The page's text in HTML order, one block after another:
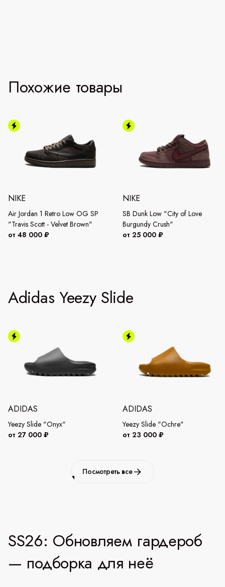
Похожие товары
NIKE
Air Jordan 1 Retro Low OG SP
"Travis Scott - Velvet Brown"
от 48 000 ₽
NIKE
SB Dunk Low "City of Love
Burgundy Crush"
от 25 000 ₽
Adidas Yeezy Slide
ADIDAS
Yeezy Slide "Onyx"
от 27 000 ₽
ADIDAS
Yeezy Slide "Ochre"
от 23 000 ₽
Посмотреть все
SS26: Обновляем гардероб
— подборка для неё